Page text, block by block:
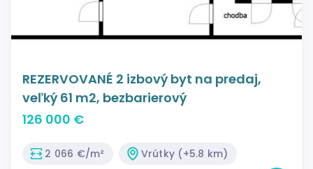
REZERVOVANÉ 2 izbový byt na predaj,
veľký 61 m2, bezbarierový
126 000 €
2 066 €/m²
Vrútky (+5.8 km)